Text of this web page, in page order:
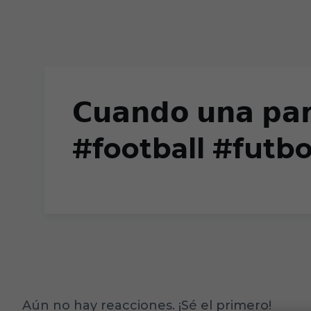
𝗖𝘂𝗮𝗻𝗱𝗼 𝘂𝗻𝗮
#football
Aún no hay reacciones. ¡Sé el primero!